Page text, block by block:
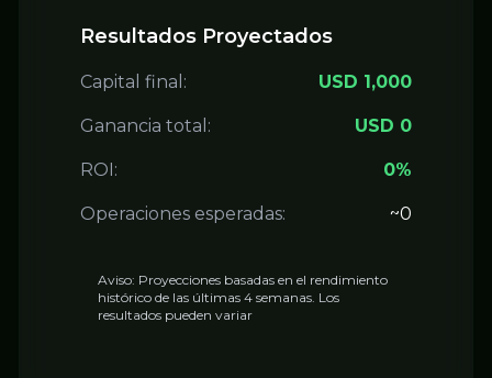
Resultados Proyectados
Capital final: USD 1,000
Ganancia total: USD 0
ROI: 0%
Operaciones esperadas: ~0
Aviso: Proyecciones basadas en el rendimiento
histórico de las últimas 4 semanas. Los
resultados pueden variar